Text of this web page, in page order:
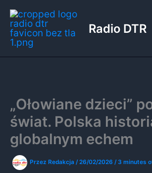
Przejdź
do
treści
Radio DTR
„Ołowiane dzieci”
świat. Polska
globalnym echem
Przez Redakcja /26/02/2026 / 3 minutes